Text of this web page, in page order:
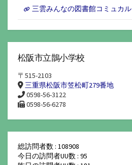
三雲みんなの図書館コミュカル
松阪市立鵲小学校
〒515-2103
三重県松阪市笠松町279番地
0598-56-3122
0598-56-6278
総訪問者数 : 108908
今日の訪問者UU数 : 95